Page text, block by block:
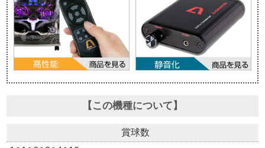
【この機種について】
賞球数